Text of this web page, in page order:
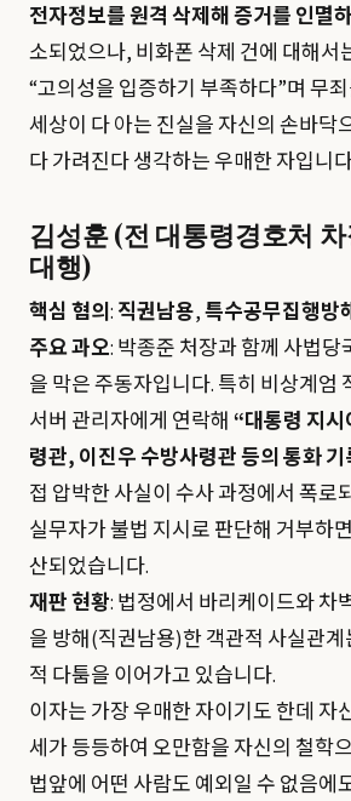
전자정보를 원격 삭제해 증거를 인멸
소되었으나, 비화폰 삭제 건에 대해서
“고의성을 입증하기 부족하다”며 무
세상이 다 아는 진실을 자신의 손바닥
다 가려진다 생각하는 우매한 자입니
김성훈 (전 대통령경호처
대행)
핵심 혐의 : 직권남용,특수공무집행방
주요 과오: 박종준 처장과 함께 사법당
을 막은 주동자입니다. 특히 비상계엄
서버 관리자에게 연락해 “대통령 지
령관, 이진우 수방사령관 등의 통화
접 압박한 사실이 수사 과정에서 폭로
실무자가 불법 지시로 판단해 거부하
산되었습니다.
재판 현황: 법정에서 바리케이드와 차
을 방해(직권남용)한 객관적 사실관
적 다툼을 이어가고 있습니다.
이자는 가장 우매한 자이기도 한데 자
세가 등등하여 오만함을 자신의 철학
법앞에 어떤 사람도 예외일 수 없음에